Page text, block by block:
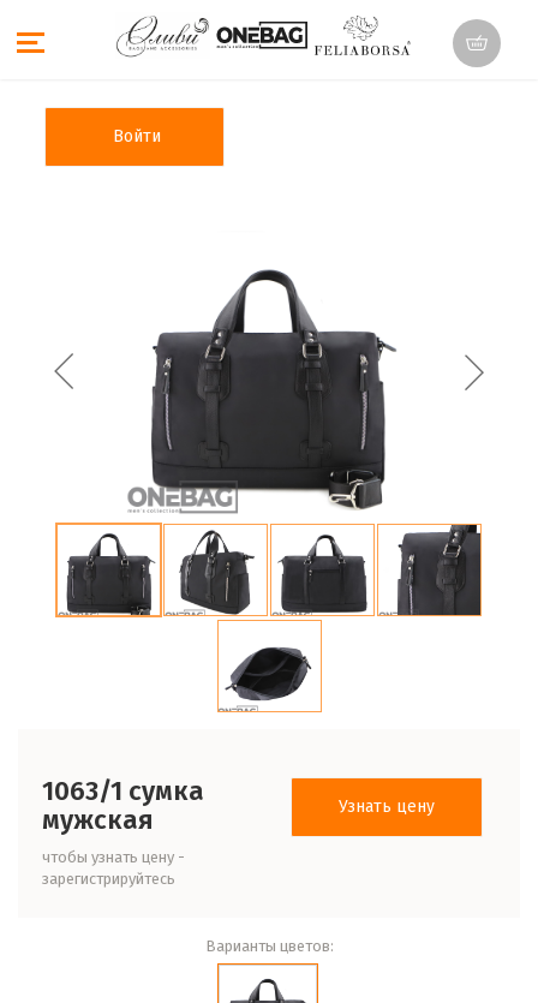
Войти
1063/1 сумка
мужская
чтобы узнать цену -
зарегистрируйтесь
Узнать цену
Варианты цветов: